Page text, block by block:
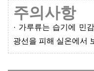
주의사항
· 가루류는 습기에 민
광선을 피해 실온에서